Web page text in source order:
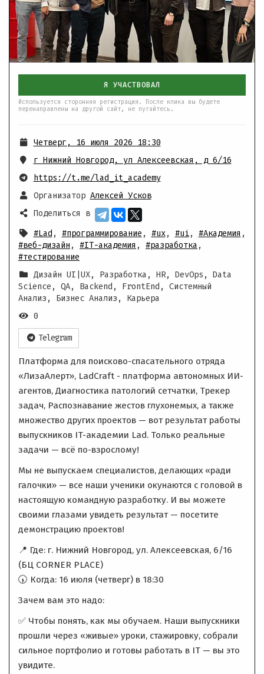
Я УЧАСТВОВАЛ
Используется сторонняя регистрация. После клика вы будете
перенаправлены на другой сайт, не пугайтесь.
Четверг, 16 июля 2026 18:30
г Нижний Новгород, ул Алексеевская, д 6/16
https://t.me/lad_it_academy
Организатор Алексей Усков
Поделиться в
#Lad , #программирование , #ux, #ui, #Академия ,
#веб-дизайн , #IT-академия , #разработка ,
#тестирование
Дизайн UI|UX, Разработка, HR, DevOps, Data
Science, QA, Backend, FrontEnd, Системный
Анализ, Бизнес Анализ, Карьера
0
Telegram
Платформа для поисково-спасательного отряда
«ЛизаАлерт», LadCraft - платформа автономных ИИ-
агентов, Диагностика патологий сетчатки, Трекер
задач, Распознавание жестов глухонемых, а также
множество других проектов — вот результат работы
выпускников IT-академии Lad. Только реальные
задачи — всё по-взрослому!
Мы не выпускаем специалистов, делающих «ради
галочки» — все наши ученики окунаются с головой в
настоящую командную разработку. И вы можете
своими глазами увидеть результат — посетите
демонстрацию проектов!
📍 Где: г. Нижний Новгород, ул. Алексеевская, 6/16
(БЦ CORNER PLACE)
🕠 Когда: 16 июля (четверг) в 18:30
Зачем вам это надо:
✅ Чтобы понять, как мы обучаем. Наши выпускники
прошли через «живые» уроки, стажировку, собрали
сильное портфолио и готовы работать в IT — вы это
увидите.